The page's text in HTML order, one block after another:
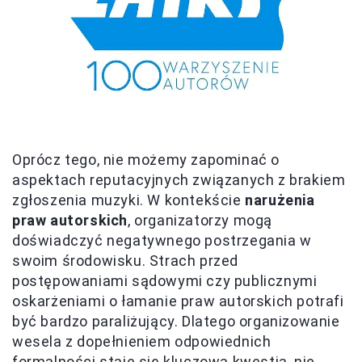
Oprócz tego, nie możemy zapominać o
aspektach reputacyjnych związanych z brakiem
zgłoszenia muzyki. W kontekście narużenia
praw autorskich, organizatorzy mogą
doświadczyć negatywnego postrzegania w
swoim środowisku. Strach przed
postępowaniami sądowymi czy publicznymi
oskarżeniami o łamanie praw autorskich potrafi
być bardzo paraliżujący. Dlatego organizowanie
wesela z dopełnieniem odpowiednich